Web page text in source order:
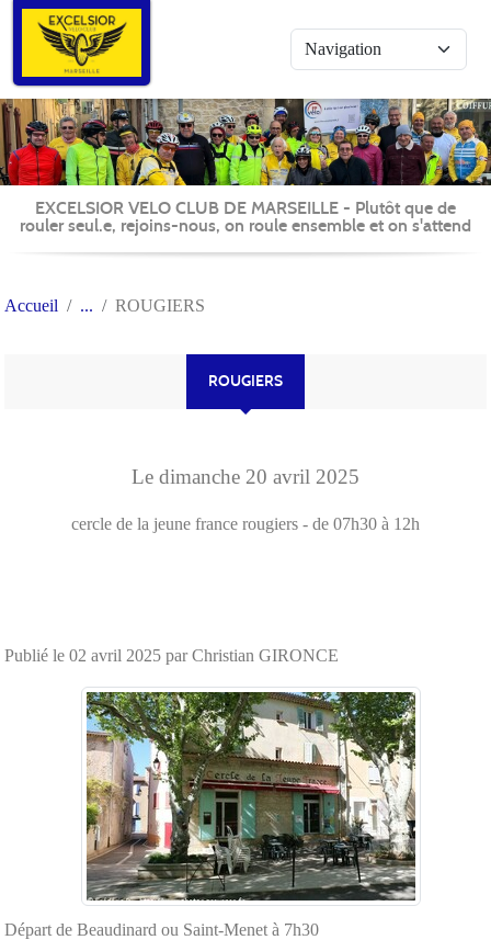
EXCELSIOR VELO CLUB DE MARSEILLE - Plutôt que de
rouler seul.e, rejoins-nous, on roule ensemble et on s'attend
Accueil ROUGIERS
ROUGIERS
Le dimanche 20 avril 2025
cercle de la jeune france rougiers - de 07h30 à 12h
Publié le 02 avril 2025 par Christian GIRONCE
Départ de Beaudinard ou Saint-Menet à 7h30
Panneau de gestion des cookies